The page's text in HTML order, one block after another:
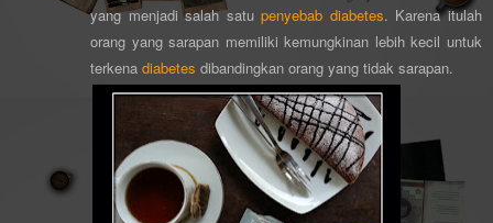
yangmenjadi salah satupenyebab diabetes. Karena itulah
orang yang sarapan memiliki kemungkinan lebih kecil untuk
terkena diabetes dibandingkan orang yang tidak sarapan.